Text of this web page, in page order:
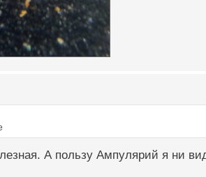
А пользу Ампулярий я ни